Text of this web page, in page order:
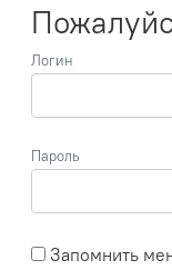
Логин
Пароль
Запомнить